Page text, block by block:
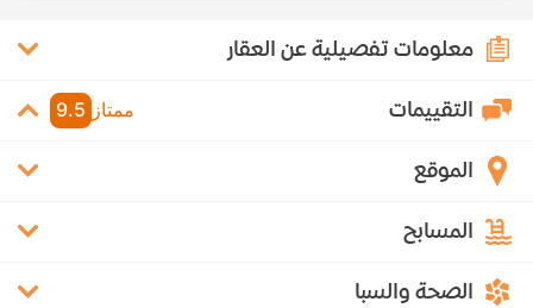
معلومات تفصيلية عن العقار
التقييمات ممتاز 9.5
الموقع
المسابح
الصحة والسبا